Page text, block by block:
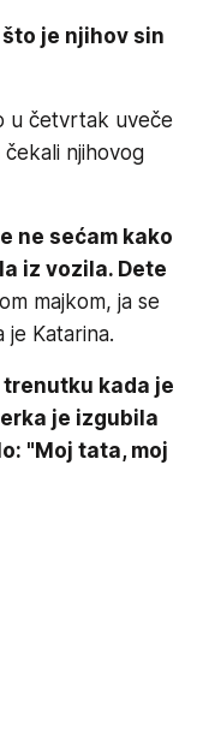
je njihov sin
u četvrtak uveče
njihovog
ne sećam kako
iz vozila. Dete
majkom, ja se
Katarina.
trenutku kada je
je izgubila
"Moj tata, moj